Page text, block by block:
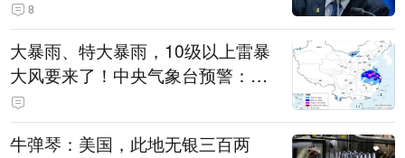
8
大暴雨、特大暴雨，10级以上雷暴
大风要来了！中央气象台预警：今
天到明天，浙江、安徽有特大暴雨
牛弹琴：美国，此地无银三百两